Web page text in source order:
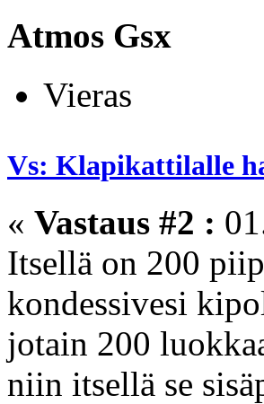
Atmos Gsx
Vieras
Vs: Klapikattilalle
« Vastaus #2 :
Itsellä on 200
kondessivesi
jotain 200
niin itsellä se